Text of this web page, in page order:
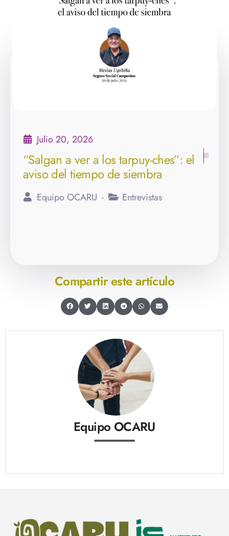
Julio 20, 2026
“Salgan a ver a los tarpuy-ches”: el
aviso del tiempo de siembra
Equipo OCARU Entrevistas
Compartir este artículo
Equipo OCARU